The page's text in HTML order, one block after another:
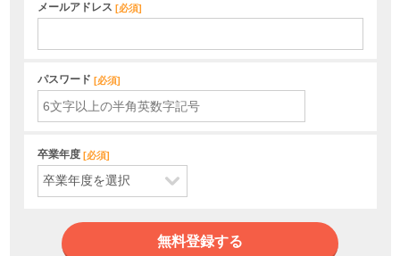
メールアドレス [必須]
パスワード [必須]
卒業年度 [必須]
無料登録する